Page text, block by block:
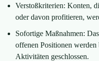
Verstoßkriterien: Konten,
oder davon profitieren,
Sofortige Maßnahmen:
offenen Positionen
Aktivitäten geschlossen.